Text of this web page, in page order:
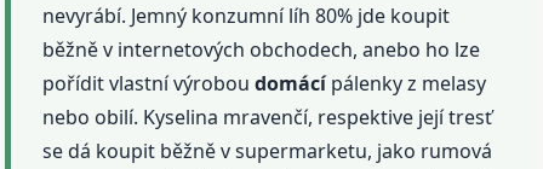
nevyrábí. Jemný konzumní líh 80% jde koupit
běžně v internetových obchodech, anebo ho lze
pořídit vlastní výroboudomácípálenky z melasy
nebo obilí. Kyselina mravenčí, respektive její tresť
se dá koupit běžně v supermarketu, jako rumová